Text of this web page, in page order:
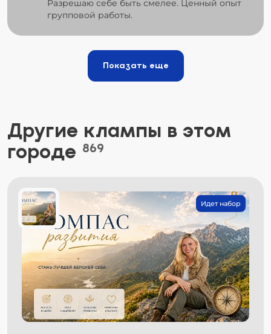
Разрешаю себе быть смелее. Ценный опыт
групповой работы.
Показать еще
Другие клампы в этом
городе 869
Идет набор